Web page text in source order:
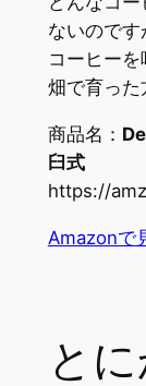
ないので
コーヒー
畑で育った
商品名：
臼式
https://
Amazonで
と